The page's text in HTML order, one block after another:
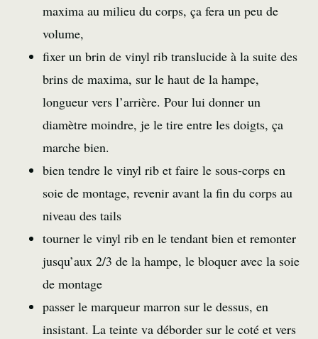
maxima au milieu du corps, ça fera un peu de
volume,
fixer un brin de vinyl rib translucide à la suite des
brins de maxima, sur le haut de la hampe,
longueur vers l’arrière. Pour lui donner un
diamètre moindre, je le tire entre les doigts, ça
marche bien.
bien tendre le vinyl rib et faire le sous-corps en
soie de montage, revenir avant la fin du corps au
niveau des tails
tourner le vinyl rib en le tendant bien et remonter
jusqu’aux 2/3 de la hampe, le bloquer avec la soie
de montage
passer le marqueur marron sur le dessus, en
insistant. La teinte va déborder sur le coté et vers